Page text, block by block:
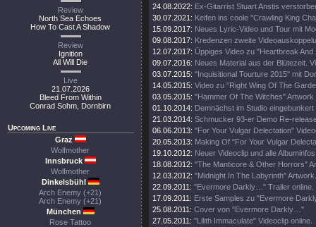
Review
North Sea Echoes
How To Cast A Shadow
Review
Ignition
All Will Die
Live
21.07.2026
Bleed From Within
Conrad Sohm, Dornbirn
Upcoming Live
Graz
Wolfmother
Innsbruck
Wolfmother
Dinkelsbühl
Arch Enemy (+21)
Arch Enemy (+21)
München
Rose Tattoo
24.08.2022: Ex-Gitarrist Stuart Anstis
30.07.2021: Keifen ins coole "Crawling King
15.09.2017: Neues Lyric-Video und Tour mit
09.08.2017: Kredenzen zweite
12.07.2017: Üppiges Video zu "Heartbreak And
09.07.2016: Neues Material aus der Blütezeit.
03.07.2015: "Inquisitional Tourture 2015" mit
14.05.2015: Video zu "Right Wing Of The
03.05.2015: "Hammer Of The Witches" Artwork
01.10.2014: Demnächst im Studio eingebunkert
21.03.2014: Schmucker 93-er Demo Re-
06.06.2013: "For Your Vulgar Delectation"
20.05.2013: Making Of "For Your Vulgar
19.10.2012: Neuer Videoclip und alle
18.08.2012: "The Manticore & Other Horrors"
12.03.2012: "Midnight In The Labyrinth" Artwork.
22.09.2011: "Evermore Darkly…" Trailer online.
17.09.2011: Erste Samples zu "Evermore
25.08.2011: Cover von "Evermore Darkly…"
27.05.2011: "Lilith Immaculate" Videoclip online.